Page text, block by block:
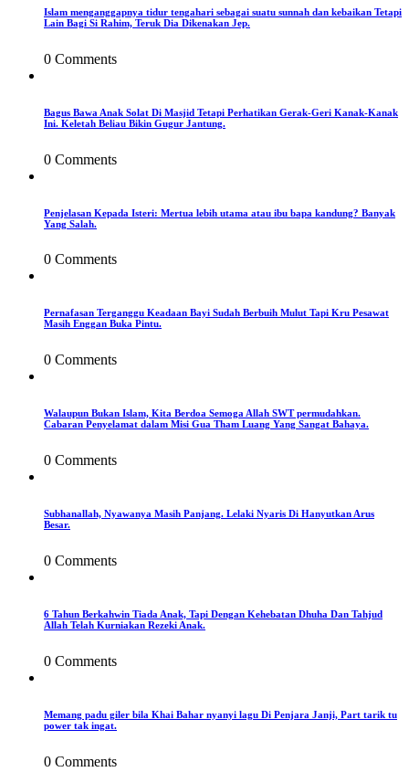
Islam menganggapnya tidur tengahari sebagai suatu sunnah dan kebaikan Tetapi
Lain Bagi Si Rahim, Teruk Dia Dikenakan Jep.
0 Comments
Bagus Bawa Anak Solat Di Masjid Tetapi Perhatikan Gerak-Geri Kanak-Kanak
Ini. Keletah Beliau Bikin Gugur Jantung.
0 Comments
Penjelasan Kepada Isteri: Mertua lebih utama atau ibu bapa kandung? Banyak
Yang Salah.
0 Comments
Pernafasan Terganggu Keadaan Bayi Sudah Berbuih Mulut Tapi Kru Pesawat
Masih Enggan Buka Pintu.
0 Comments
Walaupun Bukan Islam, Kita Berdoa Semoga Allah SWT permudahkan.
Cabaran Penyelamat dalam Misi Gua Tham Luang Yang Sangat Bahaya.
0 Comments
Subhanallah, Nyawanya Masih Panjang. Lelaki Nyaris Di Hanyutkan Arus
Besar.
0 Comments
6 Tahun Berkahwin Tiada Anak, Tapi Dengan Kehebatan Dhuha Dan Tahjud
Allah Telah Kurniakan Rezeki Anak.
0 Comments
Memang padu giler bila Khai Bahar nyanyi lagu Di Penjara Janji, Part tarik tu
power tak ingat.
0 Comments